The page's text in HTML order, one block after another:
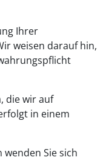
Ihrer
weisen darauf hin,
die wir auf
in einem
Sie sich